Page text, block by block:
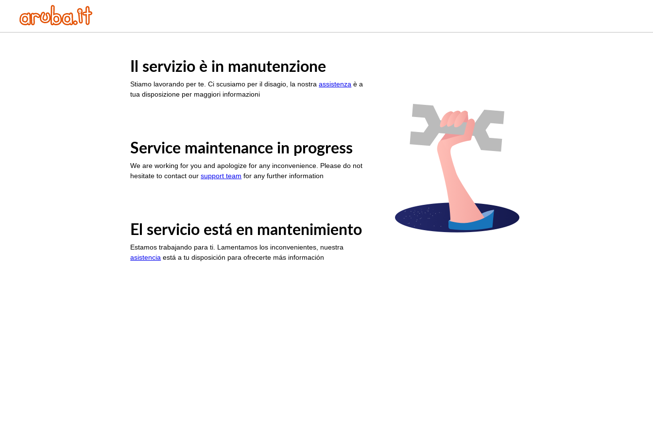
Il servizio è in manutenzione
Stiamo lavorando per te. Ci scusiamo per il disagio, la nostraassistenza è a
tua disposizione per maggiori informazioni
Service maintenance in progress
We are working for you and apologize for any inconvenience. Please do not
hesitate to contact oursupport team for any further information
El servicio está en mantenimiento
Estamos trabajando para ti. Lamentamos los inconvenientes, nuestra
asistencia está a tu disposición para ofrecerte más información